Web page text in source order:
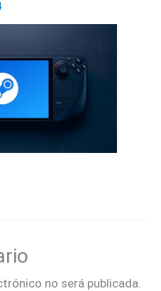
no será publicada.